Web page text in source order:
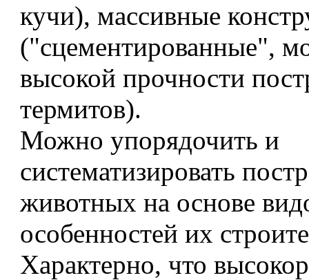
кучи), массивные
("сцементированные",
высокой прочности
термитов).
Можно упорядочить и
систематизировать
животных на основе
особенностей их
Характерно, что